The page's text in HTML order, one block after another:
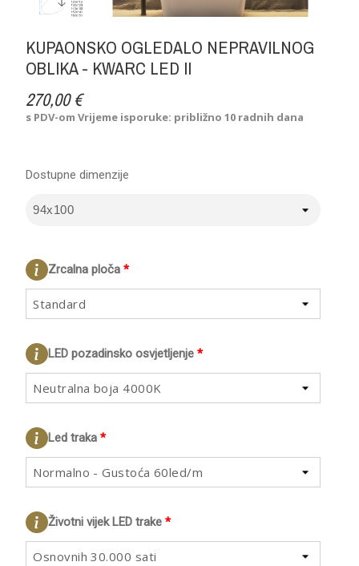
KUPAONSKO OGLEDALO NEPRAVILNOG
OBLIKA - KWARC LED II
270,00 €
s PDV-omVrijeme isporuke: približno 10 radnih dana
*
Zrcalna ploča
Standard
*
LED pozadinsko osvjetljenje
Neutralna boja 4000K
*
Led traka
Normalno - Gustoća 60led/m
*
Životni vijek LED trake
Osnovnih 30.000 sati
Dostupne dimenzije